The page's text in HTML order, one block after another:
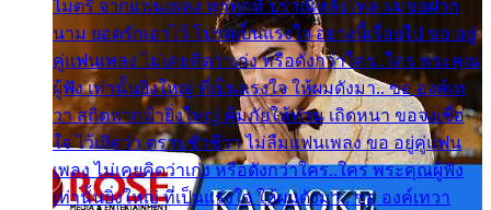
ไมตรี จากแฟนเพลง ทุกทุกที่ ปราณีหลั่งไหล ผมขอฝาก
นาม ยอดรักเอาไว้ โปรดเป็นแรงใจ อย่างนี้เรื่อยไป ขอ อยู่
คู่แฟนเพลง ไม่เคยคิดว่าเก่ง หรือดังกว่าใคร..ใคร พระคุณ
ผู้ฟัง เท่านั้นยิ่งใหญ่ ที่เป็นแรงใจ ให้ผมดังมา.. ขอ องค์เท
วา สถิตฟากฟ้ายิ่งใหญ่ คุ้มภัยให้ท่าน เถิดหนา ขอจงเชื่อ
ใจ ไว้เถิดว่า ตราบชั่วชีวา ไม่ลืมแฟนเพลง ขอ อยู่คู่แฟน
เพลง ไม่เคยคิดว่าเก่ง หรือดังกว่าใคร..ใคร พระคุณผู้ฟัง
เท่านั้นยิ่งใหญ่ ที่เป็นแรงใจ ให้ผมดังมา.. ขอ องค์เทวา